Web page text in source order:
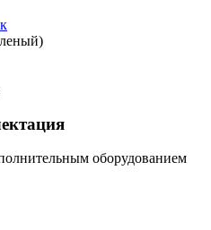
оборудованием